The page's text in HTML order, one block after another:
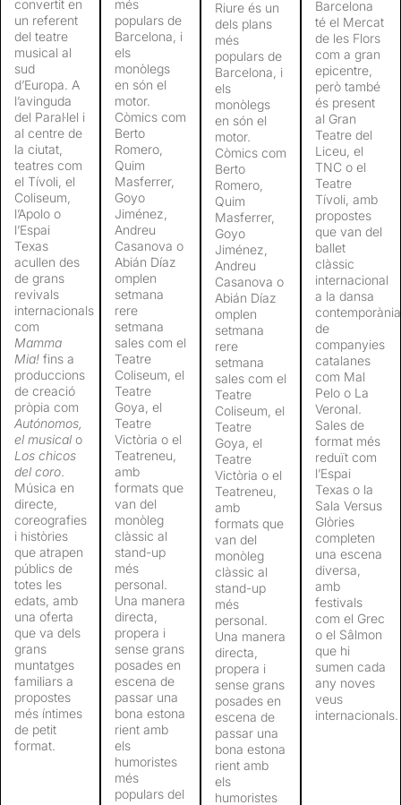
convertit en
un referent
del teatre
musical al
sud
d’Europa. A
l’avinguda
del Paral·lel i
al centre de
la ciutat,
teatres com
el Tívoli, el
Coliseum,
l’Apolo o
l’Espai
Texas
acullen des
de grans
revivals
internacionals
com
Mamma
Mia! fins a
produccions
de creació
pròpia com
Autónomos,
el musical o
Los chicos
del coro
Música en
directe,
coreografies
i històries
que atrapen
públics de
totes les
edats, amb
una oferta
que va dels
grans
muntatges
familiars a
propostes
més íntimes
de petit
format.
més
populars de
Barcelona, i
els
monòlegs
en són el
motor.
Còmics com
Berto
Romero,
Quim
Masferrer,
Goyo
Jiménez,
Andreu
Casanova o
Abián Díaz
omplen
setmana
rere
setmana
sales com el
Teatre
Coliseum, el
Teatre
Goya, el
Teatre
Victòria o el
Teatreneu,
amb
formats que
van del
monòleg
clàssic al
stand-up
més
personal.
Una manera
directa,
propera i
sense grans
posades en
escena de
passar una
bona estona
rient amb
els
humoristes
més
populars del
Riure és un
dels plans
més
populars de
Barcelona, i
els
monòlegs
en són el
motor.
Còmics com
Berto
Romero,
Quim
Masferrer,
Goyo
Jiménez,
Andreu
Casanova o
Abián Díaz
omplen
setmana
rere
setmana
sales com el
Teatre
Coliseum, el
Teatre
Goya, el
Teatre
Victòria o el
Teatreneu,
amb
formats que
van del
monòleg
clàssic al
stand-up
més
personal.
Una manera
directa,
propera i
sense grans
posades en
escena de
passar una
bona estona
rient amb
els
humoristes
Barcelona
té el Mercat
de les Flors
com a gran
epicentre,
però també
és present
al Gran
Teatre del
Liceu, el
TNC o el
Teatre
Tívoli, amb
propostes
que van del
ballet
clàssic
internacional
a la dansa
contemporània
de
companyies
catalanes
com Mal
Pelo o La
Veronal.
Sales de
format més
reduït com
l’Espai
Texas o la
Sala Versus
Glòries
completen
una escena
diversa,
amb
festivals
com el Grec
o el Sâlmon
que hi
sumen cada
any noves
veus
internacionals.